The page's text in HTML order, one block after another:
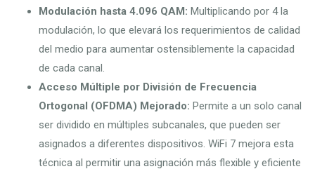
Modulación hasta 4.096 QAM: Multiplicando por 4 la
modulación, lo que elevará los requerimientos de calidad
del medio para aumentar ostensiblemente la capacidad
de cada canal.
Acceso Múltiple por División de Frecuencia
Ortogonal (OFDMA) Mejorado: Permite a un solo canal
ser dividido en múltiples subcanales, que pueden ser
asignados a diferentes dispositivos. WiFi 7 mejora esta
técnica al permitir una asignación más flexible y eficiente